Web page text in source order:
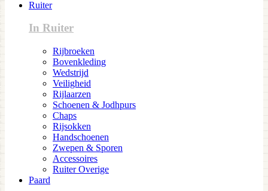
Ruiter
In Ruiter
Rijbroeken
Bovenkleding
Wedstrijd
Veiligheid
Rijlaarzen
Schoenen & Jodhpurs
Chaps
Rijsokken
Handschoenen
Zwepen & Sporen
Accessoires
Ruiter Overige
Paard